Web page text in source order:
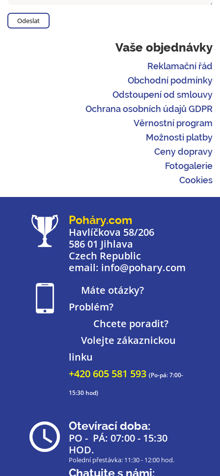
Vaše objednávky
Reklamační řád
Obchodní podmínky
Odstoupení od smlouvy
Ochrana osobních údajů GDPR
Věrnostní program
Možnosti platby
Ceny dopravy
Fotogalerie
Cookies
Poháry.com
Havlíčkova 58/206
586 01 Jihlava
Czech Republic
email: info@pohary.com
Máte otázky?
Problém?
Chcete poradit?
Volejte zákaznickou
linku
+420 605 581 593 (Po-pá: 7:00-
15:30 hod)
Otevírací doba:
PO - PÁ: 07:00 - 15:30
HOD.
Polední přestávka: 11:30 - 12:00 hod.